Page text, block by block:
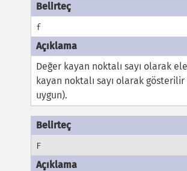
f
Değer kayan noktalı sayı olarak ele
kayan noktalı sayı olarak
uygun).
F